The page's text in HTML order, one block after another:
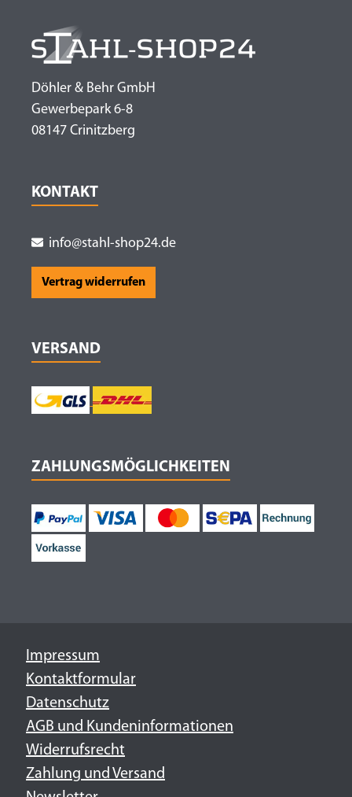
Döhler & Behr GmbH
Gewerbepark 6-8
08147 Crinitzberg
KONTAKT
info@stahl-shop24.de
Vertrag widerrufen
VERSAND
ZAHLUNGSMÖGLICHKEITEN
Impressum
Kontaktformular
Datenschutz
AGB und Kundeninformationen
Widerrufsrecht
Zahlung und Versand